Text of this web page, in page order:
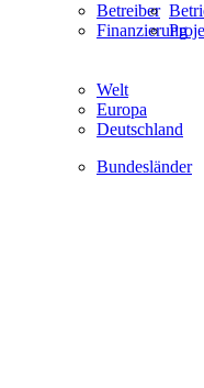
Betreiber
Finanzierung
Welt
Europa
Deutschland
Bundesländer